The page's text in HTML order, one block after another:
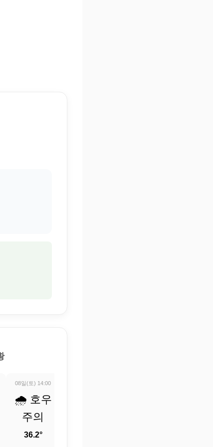
08일(토) 14:00
🌧️ 호우
주의
36.2°